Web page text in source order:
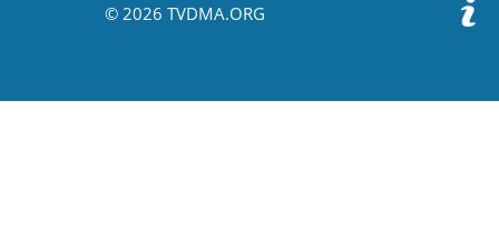
© 2026 TVDMA.ORG